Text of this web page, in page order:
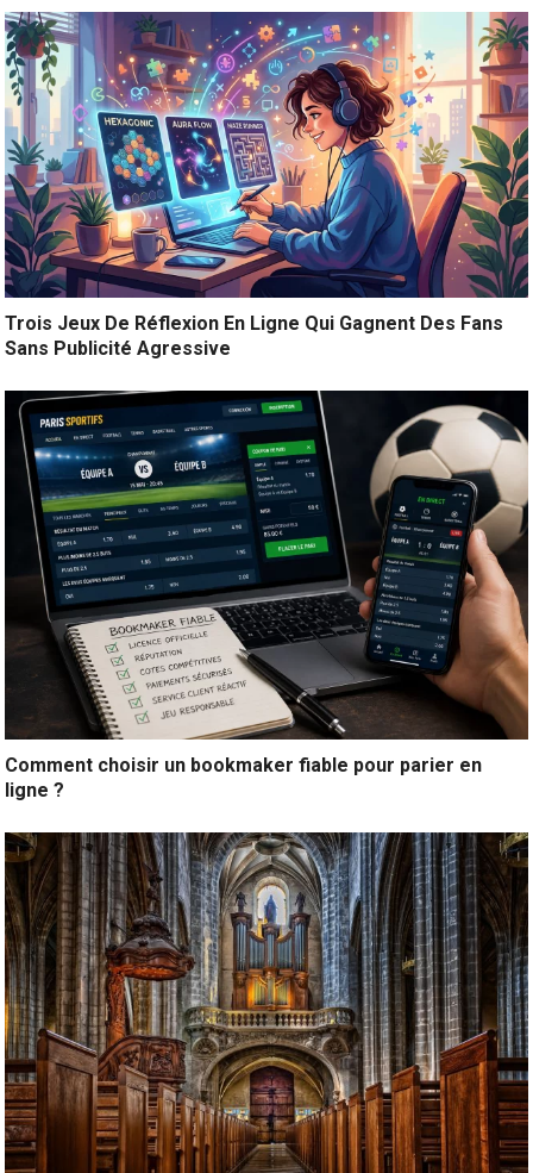
Trois Jeux De Réflexion En Ligne Qui Gagnent Des Fans
Sans Publicité Agressive
Comment choisir un bookmaker fiable pour parier en
ligne ?